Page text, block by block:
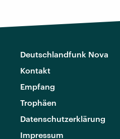
Deutschlandfunk Nova
Kontakt
Empfang
Trophäen
Datenschutzerklärung
Impressum